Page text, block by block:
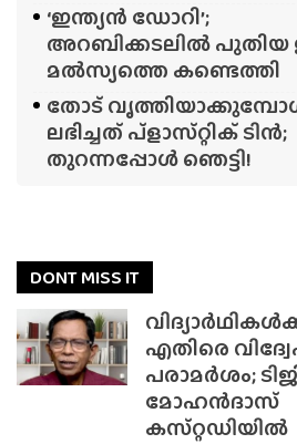
‘ഇന്ത്യൻ ഡോറി’;
അറബിക്കടലിൽ പുതിയ
മൽസ്യത്തെ കണ്ടെത്തി
തോട്
ലഭിച്ചത് പ്‌ളാസ്‌റ്റിക് ടിൻ;
തുറന്നപ്പോൾ ഞെട്ടി!
DONT MISS IT
എതിരെ
പരാമർശം;
മോഹൻദാസ്
കസ്‌റ്റഡിയിൽ